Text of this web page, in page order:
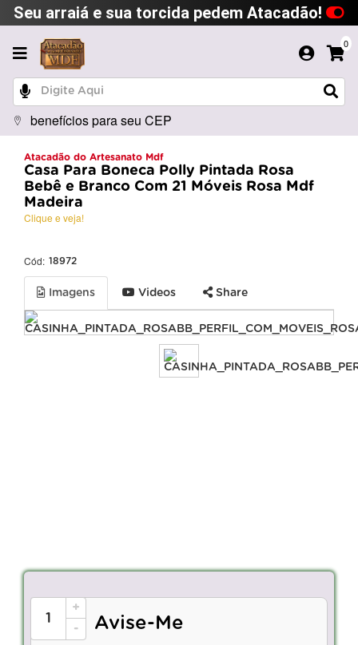
Seu arraiá e sua torcida pedem Atacadão!
0
benefícios para seu CEP
Atacadão do Artesanato Mdf
Casa Para Boneca Polly Pintada Rosa
Bebê e Branco Com 21 Móveis Rosa Mdf
Madeira
Clique e veja!
Cód: 18972
Imagens Videos Share
+
-
Avise-Me